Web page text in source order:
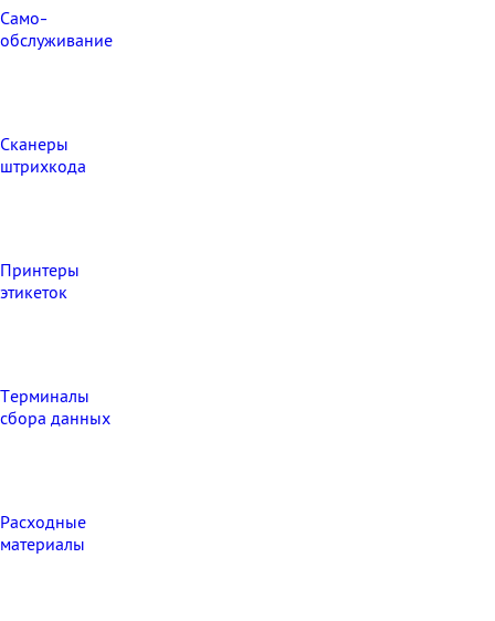
Само-
обслуживание
Сканеры
штрихкода
Принтеры
этикеток
Терминалы
сбора данных
Расходные
материалы